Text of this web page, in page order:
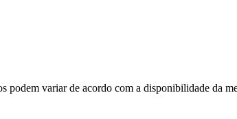
variar de acordo com a disponibilidade da